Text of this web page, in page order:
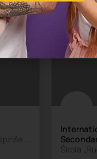
Vaše dete zaslužuje obrazovanje koje ga inspiriše i priprema za svet pun mogućnosti